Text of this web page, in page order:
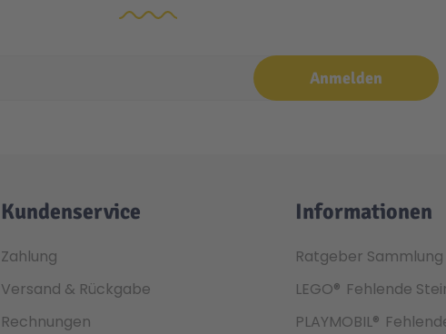
Anmelden
Kundenservice
Zahlung
Versand & Rückgabe
Rechnungen
Informationen
Ratgeber Sammlung
LEGO® Fehlende
PLAYMOBIL®